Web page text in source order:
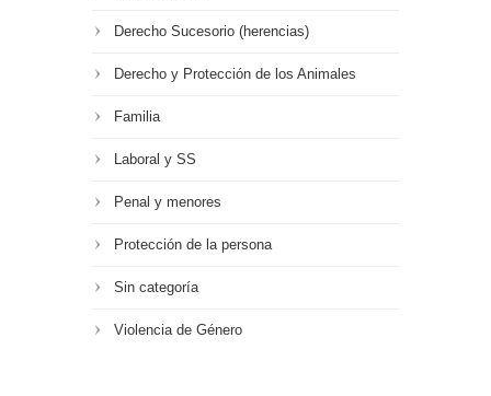
Derecho Sucesorio (herencias)
Derecho y Protección de los Animales
Familia
Laboral y SS
Penal y menores
Protección de la persona
Sin categoría
Violencia de Género